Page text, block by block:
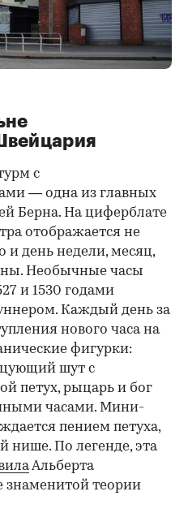
с
— одна из главных
Берна. На циферблате
отображается не
и день недели, месяц,
Необычные часы
и 1530 годами
Каждый день за
нового часа на
фигурки:
шут с
петух, рыцарь и бог
часами. Мини-
пением петуха,
нише. По легенде, эта
Альберта
знаменитой теории